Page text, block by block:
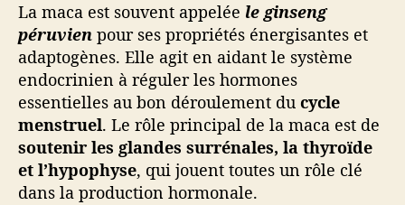
La maca est souvent appelée le ginseng
péruvien pour ses propriétés énergisantes et
adaptogènes. Elle agit en aidant le système
endocrinien à réguler les hormones
essentielles au bon déroulement du cycle
menstruel. Le rôle principal de la maca est de
soutenir les glandes surrénales, la thyroïde
et l’hypophyse, qui jouent toutes un rôle clé
dans la production hormonale.